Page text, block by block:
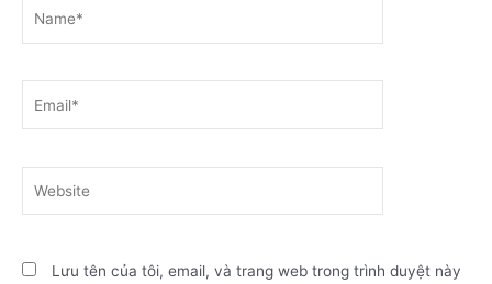
Lưu tên của tôi, email, và trang web trong trình duyệt này